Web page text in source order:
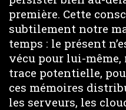
première. Cette
subtilement notre
temps : le présent
vécu pour lui-même,
trace potentielle,
ces mémoires
les serveurs, les